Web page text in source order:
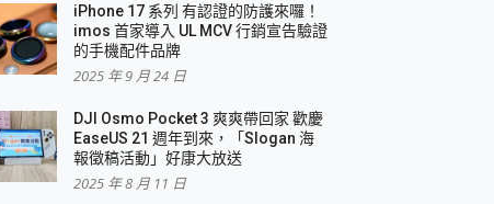
iPhone 17 系列 有認證的防護來囉！
imos 首家導入 UL MCV 行銷宣告驗證
的手機配件品牌
2025 年 9 月 24 日
DJI Osmo Pocket 3 爽爽帶回家 歡慶
EaseUS 21 週年到來，「Slogan 海
報徵稿活動」好康大放送
2025 年 8 月 11 日